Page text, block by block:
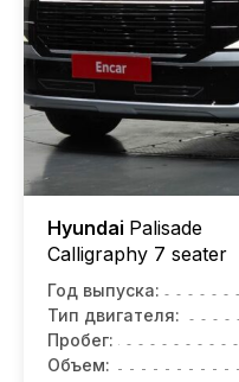
Hyundai Palisade
Calligraphy 7 seater
Год выпуска:
Тип двигателя:
Пробег:
Объем: